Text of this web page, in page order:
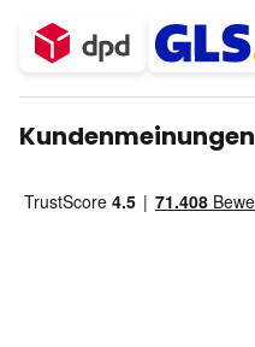
Kundenmeinungen